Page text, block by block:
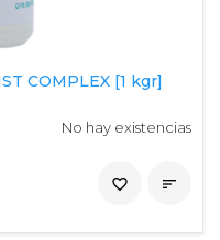
COMPLEX [1 kgr]
No hay existencias

favorite_border